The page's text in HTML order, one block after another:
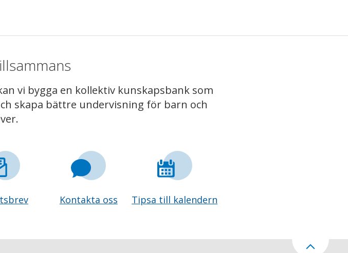
vi bygga en kollektiv kunskapsbank som
skapa bättre undervisning för barn och
Kontakta oss Tipsa till kalendern